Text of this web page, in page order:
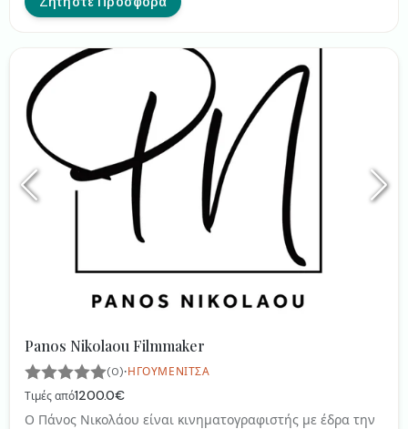
Panos Nikolaou Filmmaker
(0)·ΗΓΟΥΜΕΝΊΤΣΑ
Τιμές από1200.0€
Ο Πάνος Νικολάου είναι κινηματογραφιστής με έδρα την